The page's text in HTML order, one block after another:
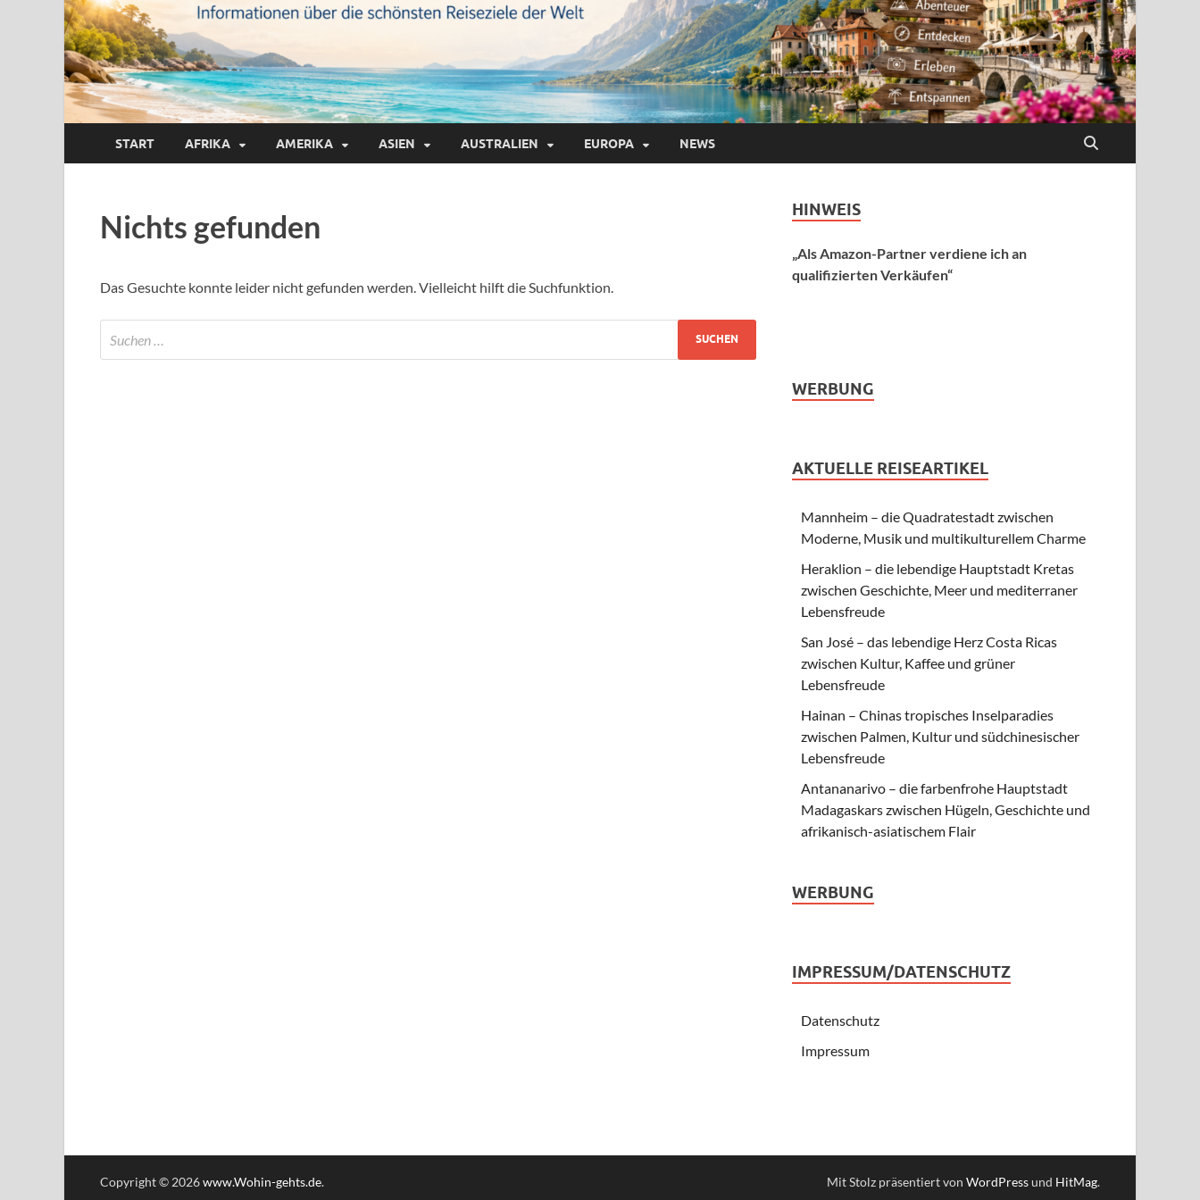
START AFRIKA AMERIKA ASIEN AUSTRALIEN EUROPA NEWS
Nichts gefunden
Das Gesuchte konnte leider nicht gefunden werden. Vielleicht hilft die Suchfunktion.
HINWEIS
„Als Amazon-Partner verdiene ich an
qualifizierten Verkäufen“
WERBUNG
AKTUELLE REISEARTIKEL
Mannheim – die Quadratestadt zwischen
Moderne, Musik und multikulturellem Charme
Heraklion – die lebendige Hauptstadt Kretas
zwischen Geschichte, Meer und mediterraner
Lebensfreude
San José – das lebendige Herz Costa Ricas
zwischen Kultur, Kaffee und grüner
Lebensfreude
Hainan – Chinas tropisches Inselparadies
zwischen Palmen, Kultur und südchinesischer
Lebensfreude
Antananarivo – die farbenfrohe Hauptstadt
Madagaskars zwischen Hügeln, Geschichte und
afrikanisch-asiatischem Flair
WERBUNG
IMPRESSUM/DATENSCHUTZ
Datenschutz
Impressum
Copyright © 2026www.Wohin-gehts.de. Mit Stolz präsentiert von WordPressund HitMag.